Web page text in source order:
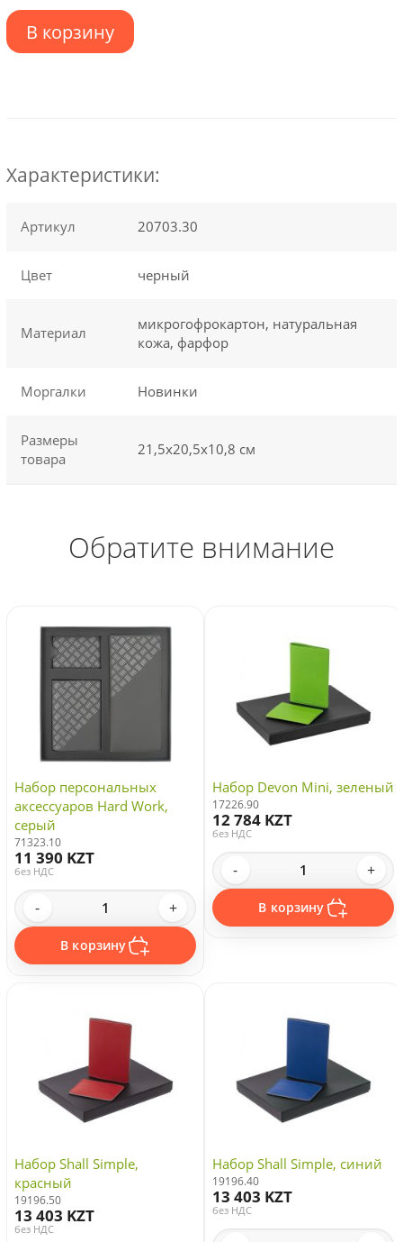
В корзину
Характеристики:
Артикул 20703.30
Цвет черный
Материал
микрогофрокартон, натуральная
кожа, фарфор
Моргалки Новинки
Размеры
товара
21,5х20,5х10,8 см
Обратите внимание
Набор персональных
аксессуаров Hard Work,
серый
71323.10
11 390 KZT
без НДС
- +
В корзину
Набор Devon Mini, зеленый
17226.90
12 784 KZT
без НДС
- +
В корзину
Набор Shall Simple,
красный
19196.50
13 403 KZT
без НДС
Набор Shall Simple, синий
19196.40
13 403 KZT
без НДС